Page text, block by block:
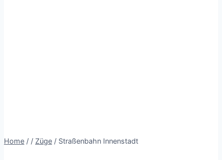
Home / / Züge / Straßenbahn Innenstadt